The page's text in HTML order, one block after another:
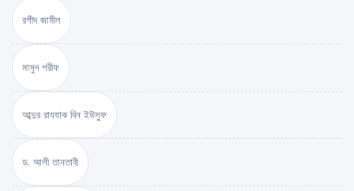
রশীদ জামীল
মাসুদ শরীফ
আব্দুর রাযযাক বিন ইউসুফ
ড. আলী তানতাবী